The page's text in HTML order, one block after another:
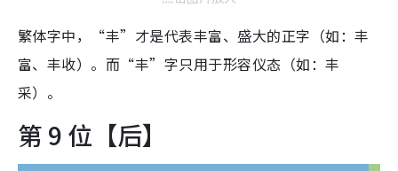
繁体字中，“丰”才是代表丰富、盛大的正字（如：丰
富、丰收）。而“丰”字只用于形容仪态（如：丰
采）。
第 9 位【后】